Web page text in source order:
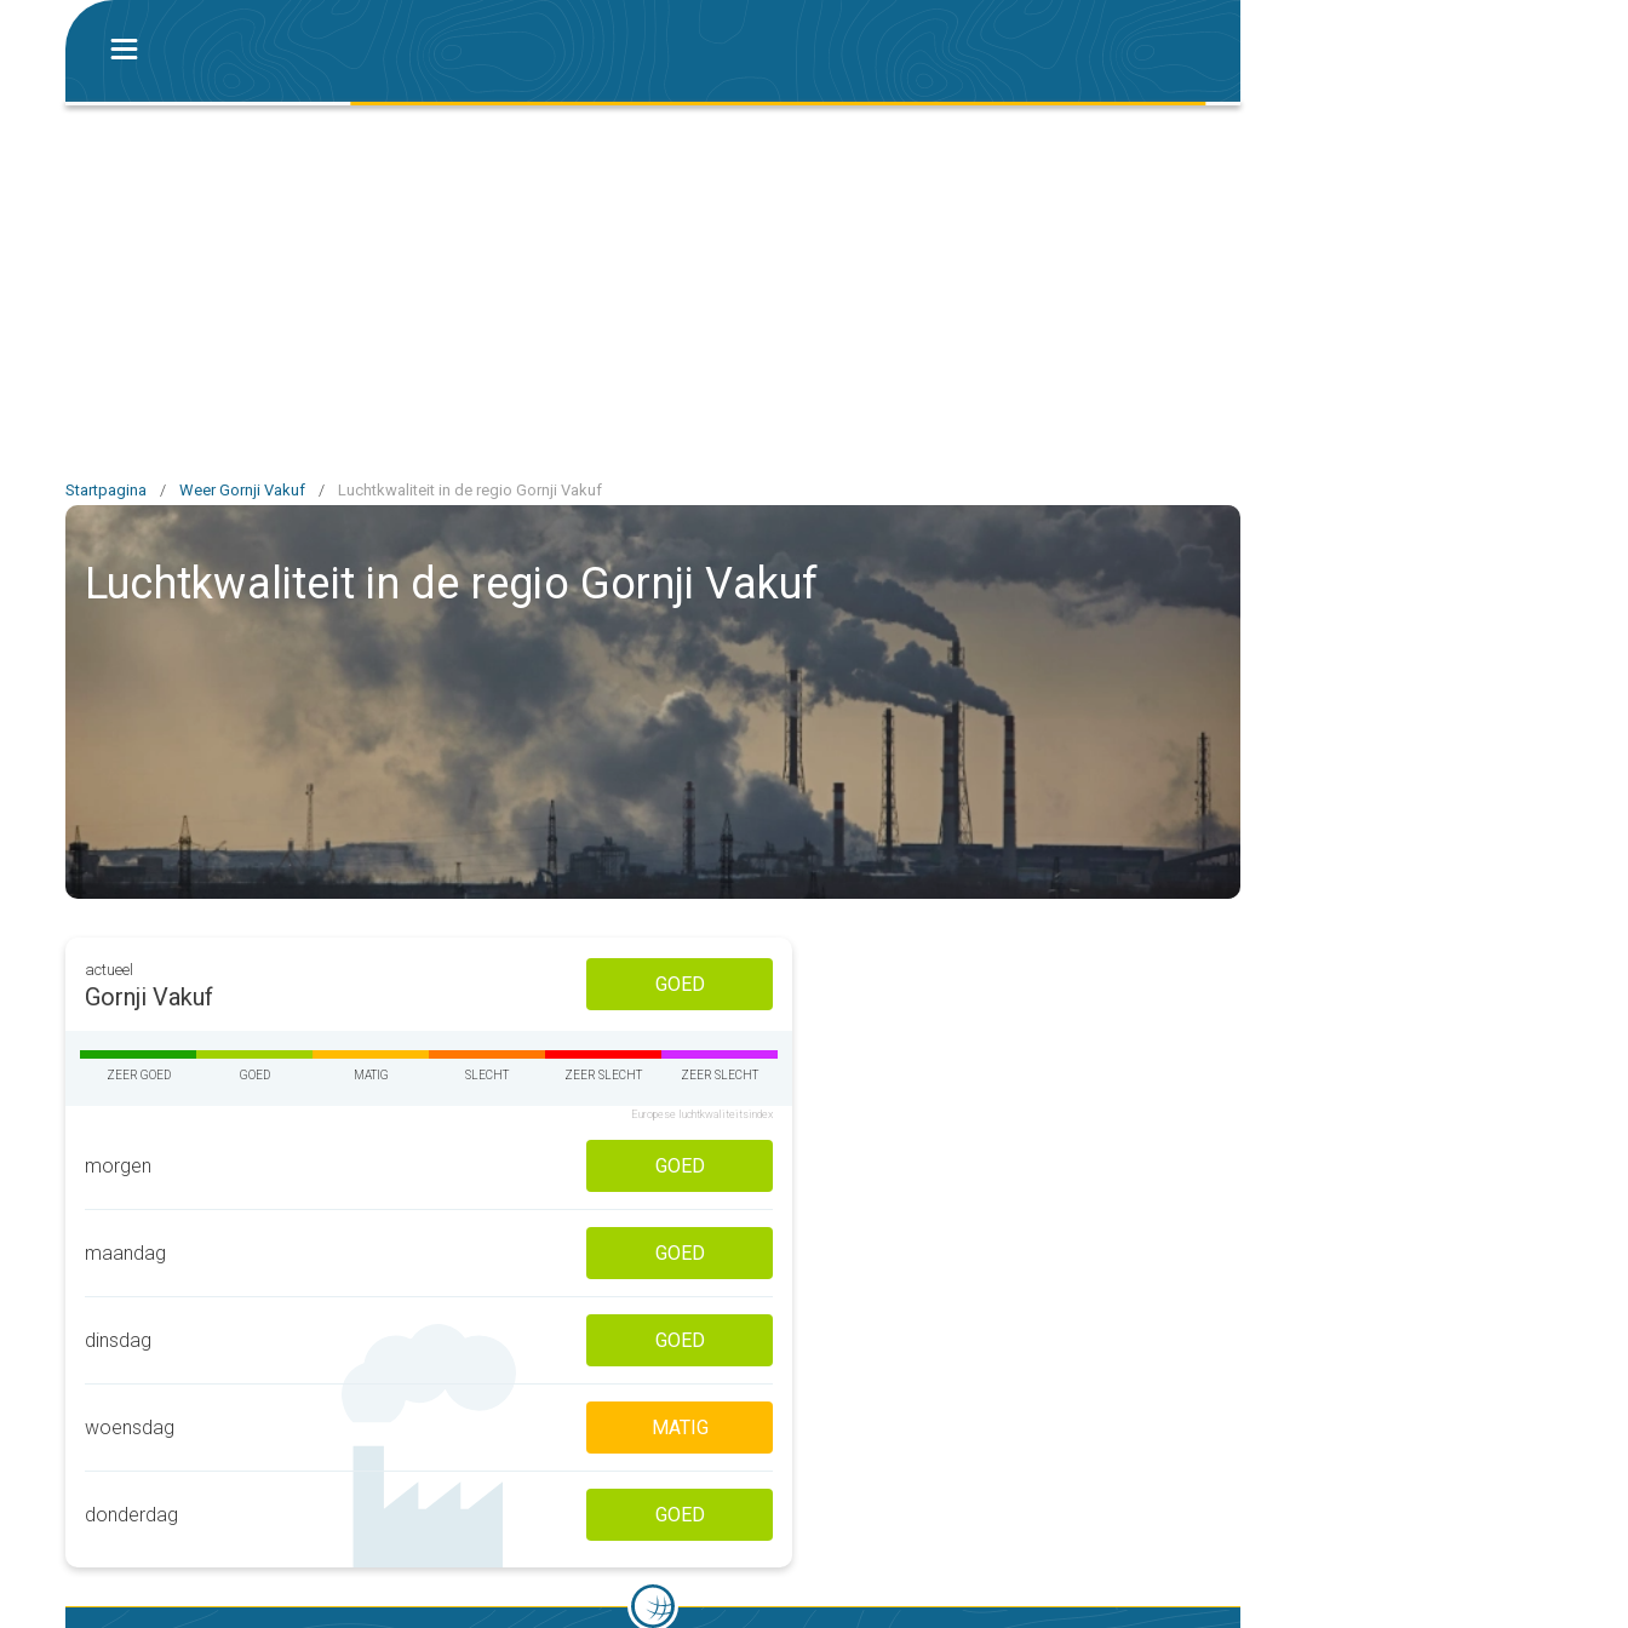
Startpagina / Weer Gornji Vakuf / Luchtkwaliteit in de regio Gornji Vakuf
Luchtkwaliteit in de regio Gornji Vakuf
actueel
Gornji Vakuf GOED
ZEER GOED GOED MATIG SLECHT ZEER SLECHT ZEER SLECHT
Europese luchtkwaliteitsindex
morgen GOED
maandag GOED
dinsdag GOED
woensdag MATIG
donderdag GOED